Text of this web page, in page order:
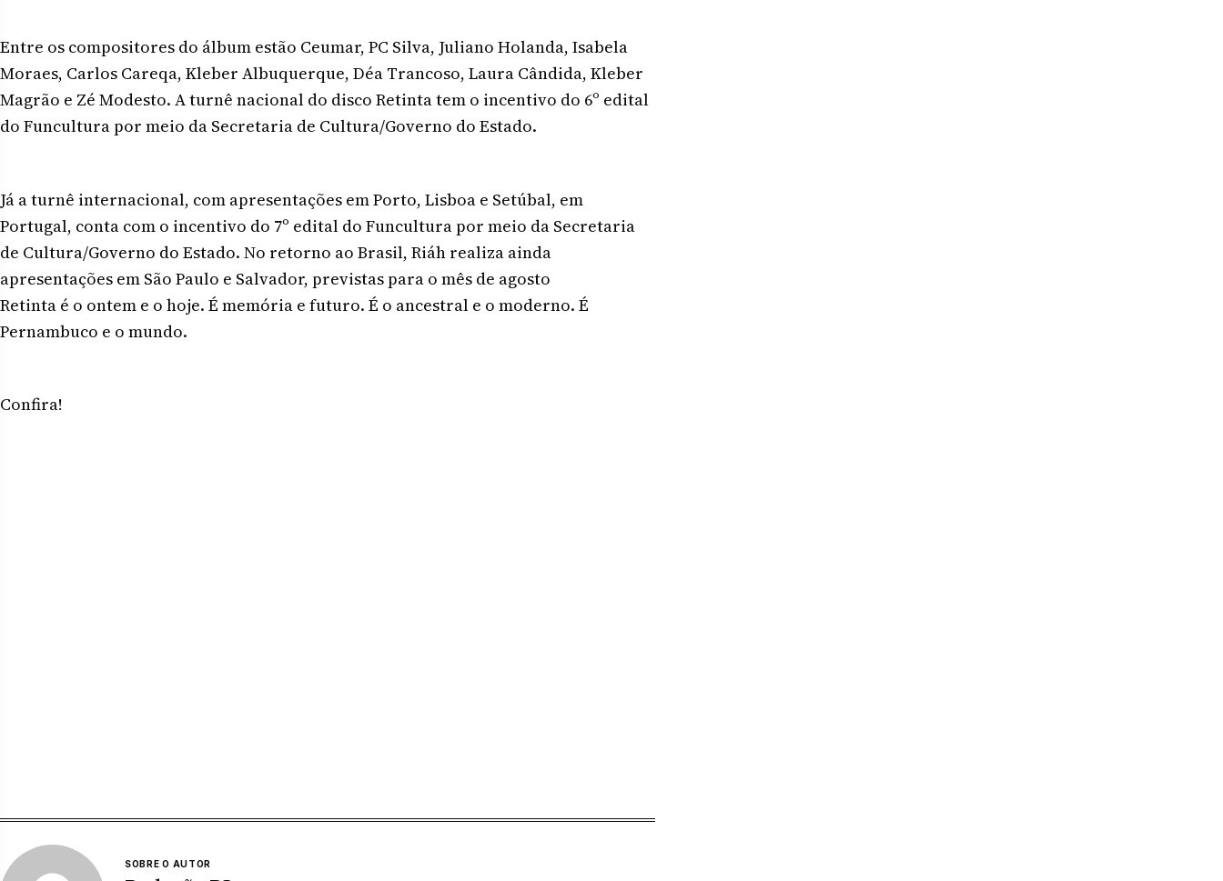
Entre os compositores do álbum estão Ceumar, PC Silva, Juliano Holanda, Isabela
Moraes, Carlos Careqa, Kleber Albuquerque, Déa Trancoso, Laura Cândida, Kleber
Magrão e Zé Modesto. A turnê nacional do disco Retinta tem o incentivo do 6º edital
do Funcultura por meio da Secretaria de Cultura/Governo do Estado.
Já a turnê internacional, com apresentações em Porto, Lisboa e Setúbal, em
Portugal, conta com o incentivo do 7º edital do Funcultura por meio da Secretaria
de Cultura/Governo do Estado. No retorno ao Brasil, Riáh realiza ainda
apresentações em São Paulo e Salvador, previstas para o mês de agosto
Retinta é o ontem e o hoje. É memória e futuro. É o ancestral e o moderno. É
Pernambuco e o mundo.
Confira!
SOBRE O AUTOR